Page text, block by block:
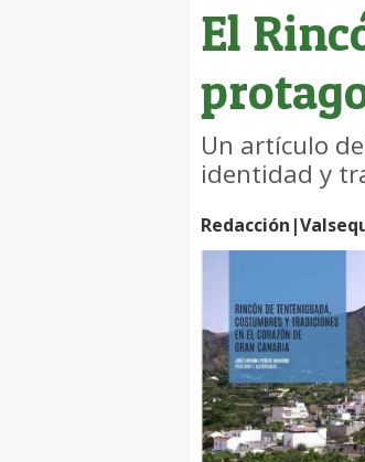
El
Un artículo
identidad y